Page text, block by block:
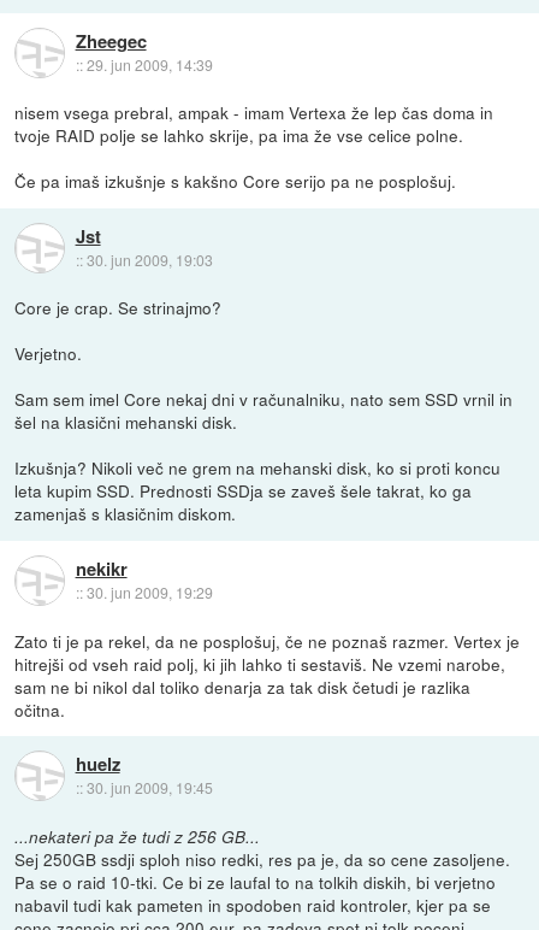
Zheegec
::29. jun 2009, 14:39
nisem vsega prebral, ampak - imam Vertexa že lep čas doma in
tvoje RAID polje se lahko skrije, pa ima že vse celice polne.
Če pa imaš izkušnje s kakšno Core serijo pa ne posplošuj.
Jst
::30. jun 2009, 19:03
Core je crap. Se strinajmo?
Verjetno.
Sam sem imel Core nekaj dni v računalniku, nato sem SSD vrnil in
šel na klasični mehanski disk.
Izkušnja? Nikoli več ne grem na mehanski disk, ko si proti koncu
leta kupim SSD. Prednosti SSDja se zaveš šele takrat, ko ga
zamenjaš s klasičnim diskom.
nekikr
::30. jun 2009, 19:29
Zato ti je pa rekel, da ne posplošuj, če ne poznaš razmer. Vertex je
hitrejši od vseh raid polj, ki jih lahko ti sestaviš. Ne vzemi narobe,
sam ne bi nikol dal toliko denarja za tak disk četudi je razlika
očitna.
huelz
::30. jun 2009, 19:45
...nekateri pa že tudi z 256 GB...
Sej 250GB ssdji sploh niso redki, res pa je, da so cene zasoljene.
Pa se o raid 10-tki. Ce bi ze laufal to na tolkih diskih, bi verjetno
nabavil tudi kak pameten in spodoben raid kontroler, kjer pa se